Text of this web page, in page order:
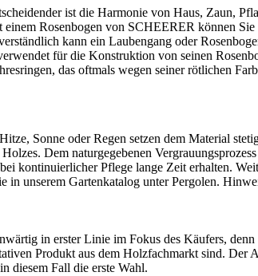
ist die Harmonie von Haus, Zaun,
Rosenbogen von SCHEERER können
kann ein Laubengang oder
für die Konstruktion von seinen
das oftmals wegen seiner rötlichen
Sonne oder Regen setzen dem Material
Dem naturgegebenen
kontinuierlicher Pflege lange Zeit erhalten.
in unserem Gartenkatalog unter Pergolen.
in erster Linie im Fokus des Käufers,
Produkt aus dem Holzfachmarkt sind.
diesem Fall die erste Wahl.